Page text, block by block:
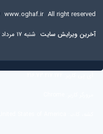
www.oghaf.ir All right reserved
آخرين ويرايش سایت شنبه 17 مرداد 1405 13:10:56